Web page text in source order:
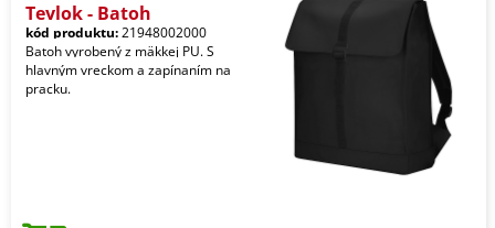
Teylok - Batoh
kód produktu:21948002000
Batoh vyrobený z mäkkej PU. S
hlavným vreckom a zapínaním na
pracku.